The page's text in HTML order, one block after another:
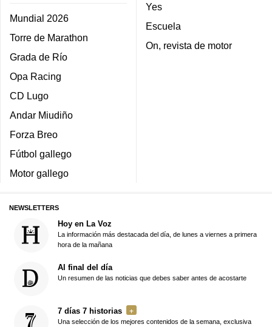
Mundial 2026
Torre de Marathon
Grada de Río
Opa Racing
CD Lugo
Andar Miudiño
Forza Breo
Fútbol gallego
Motor gallego
Yes
Escuela
On, revista de motor
NEWSLETTERS
Hoy en La Voz
La información más destacada del día, de lunes a viernes a primera
hora de la mañana
Al final del día
Un resumen de las noticias que debes saber antes de acostarte
7 días 7 historias
Una selección de los mejores contenidos de la semana, exclusiva